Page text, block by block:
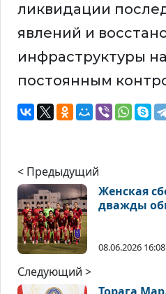
ликвидации
явлений и
инфраструктуры
постоянным
< Предыдущий
Женская
дважды
08.06.2026 16:08
Следующий >